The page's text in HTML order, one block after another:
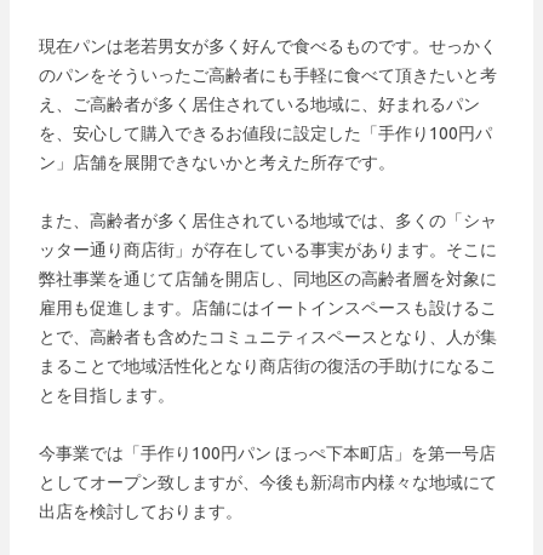
現在パンは老若男女が多く好んで食べるものです。せっかく
のパンをそういったご高齢者にも手軽に食べて頂きたいと考
え、ご高齢者が多く居住されている地域に、好まれるパン
を、安心して購入できるお値段に設定した「手作り100円パ
ン」店舗を展開できないかと考えた所存です。
また、高齢者が多く居住されている地域では、多くの「シャ
ッター通り商店街」が存在している事実があります。そこに
弊社事業を通じて店舗を開店し、同地区の高齢者層を対象に
雇用も促進します。店舗にはイートインスペースも設けるこ
とで、高齢者も含めたコミュニティスペースとなり、人が集
まることで地域活性化となり商店街の復活の手助けになるこ
とを目指します。
今事業では「手作り100円パン ほっぺ下本町店」を第一号店
としてオープン致しますが、今後も新潟市内様々な地域にて
出店を検討しております。